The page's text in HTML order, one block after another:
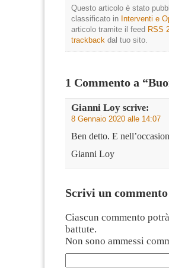
Questo articolo è stato
classificato in Interventi e
articolo tramite il feed RSS
trackback dal tuo sito.
1 Commento a
Gianni Loy scrive:
8 Gennaio 2020 alle 14:07
Ben detto. E
Gianni Loy
Scrivi un commento
Ciascun commento
battute.
Non sono ammessi